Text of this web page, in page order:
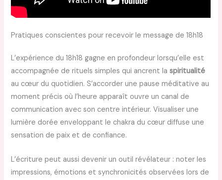
Pratiques conscientes pour recevoir le message de 18h18
L’expérience du 18h18 gagne en profondeur lorsqu’elle est
accompagnée de rituels simples qui ancrent laspiritualité
au cœur du quotidien. S’accorder une pause méditative au
moment précis où l’heure apparaît ouvre un canal de
communication avec son centre intérieur. Visualiser une
lumière dorée enveloppant le chakra du cœur diffuse une
sensation de paix et de confiance.
L’écriture peut aussi devenir un outil révélateur : noter les
impressions, émotions et synchronicités observées lors de